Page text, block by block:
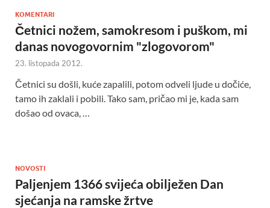
KOMENTARI
Četnici nožem, samokresom i puškom, mi
danas novogovornim "zlogovorom"
23. listopada 2012.
Četnici su došli, kuće zapalili, potom odveli ljude u dočiće,
tamo ih zaklali i pobili. Tako sam, pričao mi je, kada sam
došao od ovaca, …
NOVOSTI
Paljenjem 1366 svijeća obilježen Dan
sjećanja na ramske žrtve